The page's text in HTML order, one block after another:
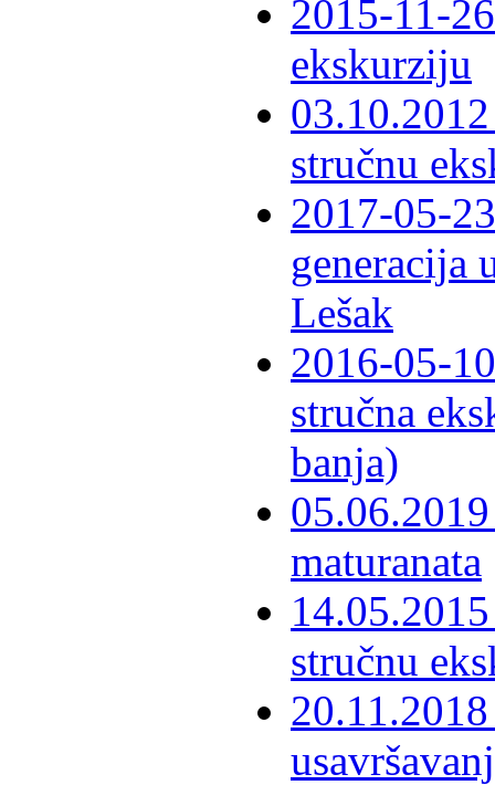
2015-11-
ekskurziju
stručnu
2017-05-
generacija
Lešak
2016-05-
stručna
banja)
maturanata
stručnu